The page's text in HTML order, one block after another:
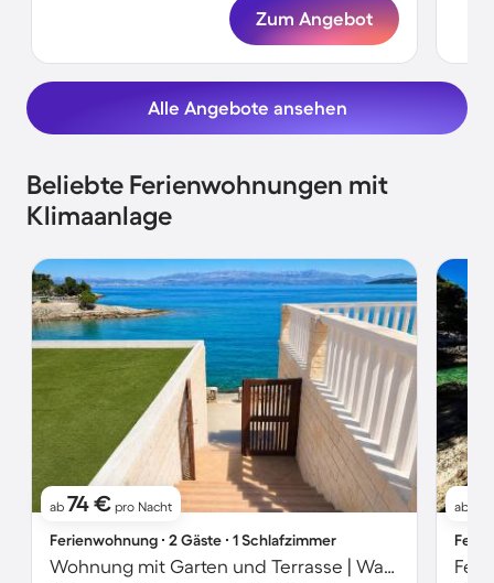
Zum Angebot
Alle Angebote ansehen
Beliebte Ferienwohnungen mit
Klimaanlage
ab 74 € pro Nacht
Ferienwohnung ∙ 2 Gäste ∙ 1 Schlafzimmer
Wohnung mit Garten und Terrasse | Wasserblick
ab